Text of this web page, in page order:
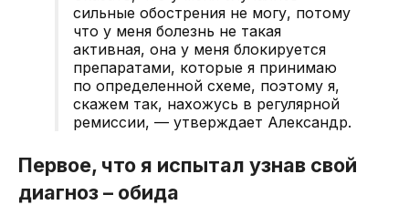
сильные обострения не могу, потому
что у меня болезнь не такая
активная, она у меня блокируется
препаратами, которые я принимаю
по определенной схеме, поэтому я,
скажем так, нахожусь в регулярной
ремиссии, — утверждает Александр.
Первое, что я испытал узнав свой
диагноз – обида